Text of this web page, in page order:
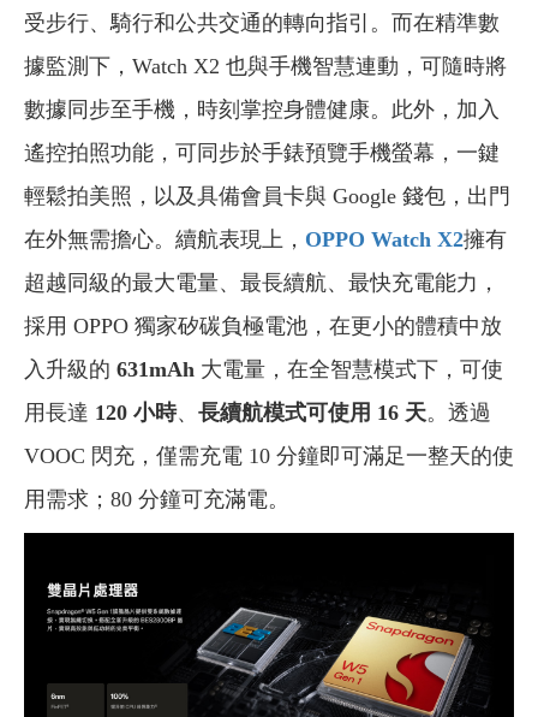
受步行、騎行和公共交通的轉向指引。而在精準數
據監測下，Watch X2 也與手機智慧連動，可隨時將
數據同步至手機，時刻掌控身體健康。此外，加入
遙控拍照功能，可同步於手錶預覽手機螢幕，一鍵
輕鬆拍美照，以及具備會員卡與 Google 錢包，出門
在外無需擔心。續航表現上， OPPO Watch X2擁有
超越同級的最大電量、最長續航、最快充電能力，
採用 OPPO 獨家矽碳負極電池，在更小的體積中放
入升級的 631mAh 大電量，在全智慧模式下，可使
用長達 120 小時、 長續航模式可使用 16 天。透過
VOOC 閃充，僅需充電 10 分鐘即可滿足一整天的使
用需求；80 分鐘可充滿電。